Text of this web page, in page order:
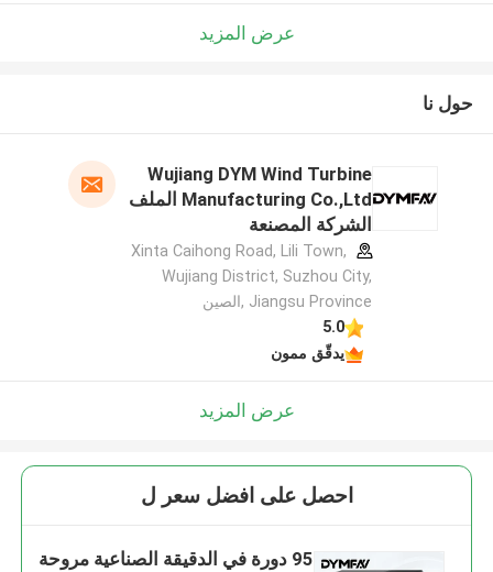
عرض المزيد
حول نا
Wujiang DYM Wind Turbine
Manufacturing Co.,Ltd الملف
الشركة المصنعة
Xinta Caihong Road, Lili Town,
Wujiang District, Suzhou City,
Jiangsu Province ,الصين
5.0
يدقّق ممون
عرض المزيد
احصل على افضل سعر ل
95 دورة في الدقيقة الصناعية مروحة